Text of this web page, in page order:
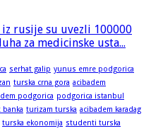
iz rusije su uvezli 100000
za medicinske usta...
serhat galip yunus emre podgorica
turska crna gora acibadem
podgorica podgorica istanbul
banka turizam turska acibadem karadag
turska ekonomija studenti turska